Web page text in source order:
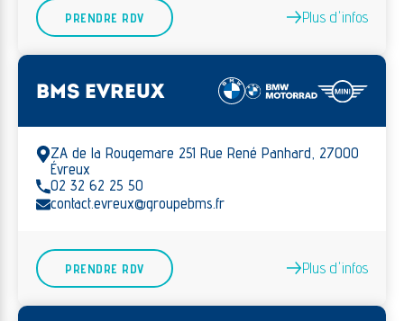
PRENDRE RDV Plus d'infos
BMS EVREUX
ZA de la Rougemare 251 Rue René Panhard, 27000
Évreux
02 32 62 25 50
contact.evreux@groupebms.fr
PRENDRE RDV Plus d'infos